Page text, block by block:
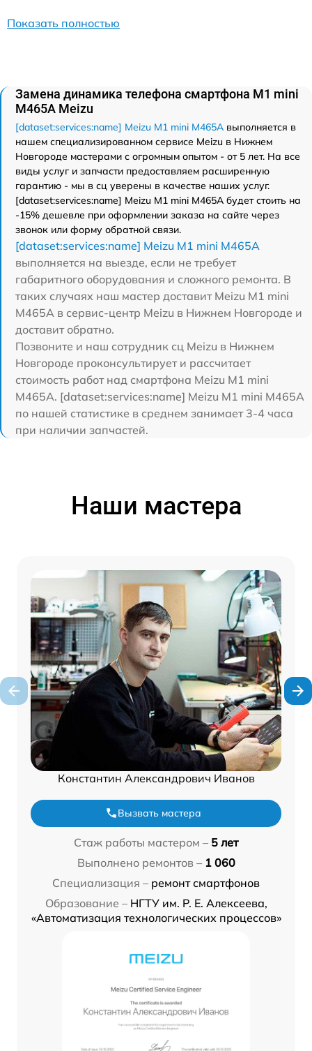
Показать полностью
Замена динамика телефона смартфона M1 mini
M465A Meizu
[dataset:services:name] Meizu M1 mini M465A выполняется в
нашем специализированном сервисе Meizu в Нижнем
Новгороде мастерами с огромным опытом - от 5 лет. На все
виды услуг и запчасти предоставляем расширенную
гарантию - мы в сц уверены в качестве наших услуг.
[dataset:services:name] Meizu M1 mini M465A будет стоить на
-15% дешевле при оформлении заказа на сайте через
звонок или форму обратной связи.
[dataset:services:name] Meizu M1 mini M465A
выполняется на выезде, если не требует
габаритного оборудования и сложного ремонта. В
таких случаях наш мастер доставит Meizu M1 mini
M465A в сервис-центр Meizu в Нижнем Новгороде и
доставит обратно.
Позвоните и наш сотрудник сц Meizu в Нижнем
Новгороде проконсультирует и рассчитает
стоимость работ над смартфона Meizu M1 mini
M465A. [dataset:services:name] Meizu M1 mini M465A
по нашей статистике в среднем занимает 3-4 часа
при наличии запчастей.
Наши мастера
Константин Александрович Иванов
Вызвать мастера
Стаж работы мастером – 5 лет
Выполнено ремонтов – 1 060
Специализация – ремонт смартфонов
Образование – НГТУ им. Р. Е. Алексеева,
«Автоматизация технологических процессов»